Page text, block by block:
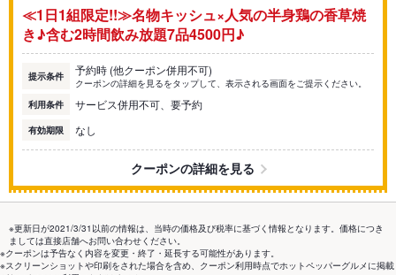
≪1日1組限定!!≫名物キッシュ×人気の半身鶏の香草焼
き♪含む2時間飲み放題7品4500円♪
提示条件 予約時 (他クーポン併用不可)
クーポンの詳細を見るをタップして、表示される画面をご提示ください。
利用条件
サービス併用不可、要予約
有効期限 なし
クーポンの詳細を見る
※更新日が2021/3/31以前の情報は、当時の価格及び税率に基づく情報となります。価格につき
ましては直接店舗へお問い合わせください。
※クーポンは予告なく内容を変更・終了・延長する可能性があります。
※スクリーンショットや印刷をされた場合を含め、クーポン利用時点でホットペッパーグルメに掲載